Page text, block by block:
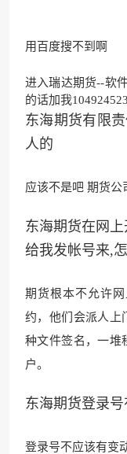
用百度搜不到啊
进入瑞达期货--软
的话加我
东海期货有限
人的
应该不是吧 期货公
东海期货在网
给我发帐号来,
期货根本不允许
约， 他们会派人上
种文件签名，一堆
户。
东海期货登录
登录号不应该有变